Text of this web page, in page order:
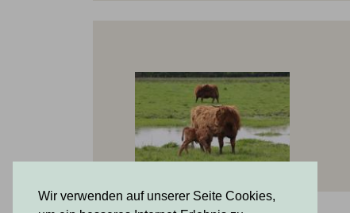
Wir verwenden auf unserer Seite Cookies,